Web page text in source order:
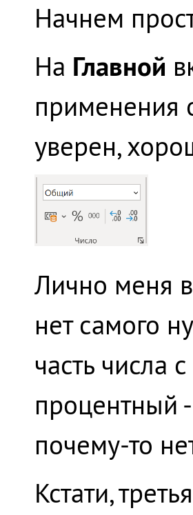
Начнем
На Главной
применения
уверен,
Лично меня
нет самого
часть числа
процентный
почему-то
Кстати,